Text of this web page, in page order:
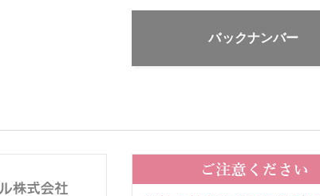
バックナンバー